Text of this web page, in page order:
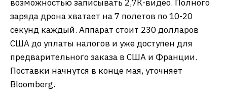
возможностью записывать 2,7К-видео. Полного
заряда дрона хватает на 7 полетов по 10-20
секунд каждый. Аппарат стоит 230 долларов
США до уплаты налогов и уже доступен для
предварительного заказа в США и Франции.
Поставки начнутся в конце мая, уточняет
Bloomberg.